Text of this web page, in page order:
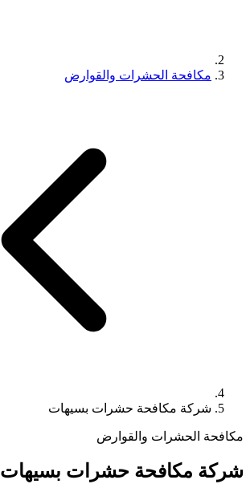
مكافحة الحشرات والقوارض
شركة مكافحة حشرات بسيهات
مكافحة الحشرات والقوارض
شركة مكافحة حشرات بسيهات